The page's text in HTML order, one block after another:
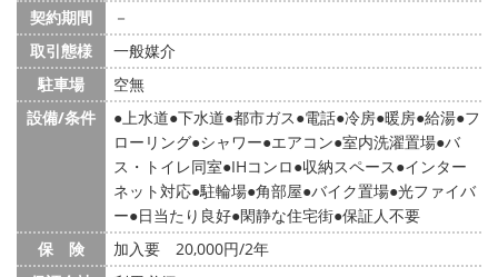
契約期間
－
取引態様
一般媒介
駐車場
空無
設備/条件
上水道 下水道 都市ガス 電話 冷房 暖房 給湯 フ
ローリング シャワー エアコン 室内洗濯置場 バ
ス・トイレ同室 IHコンロ 収納スペース インター
ネット対応 駐輪場 角部屋 バイク置場 光ファイバ
ー 日当たり良好 閑静な住宅街 保証人不要
保 険
加入要 20,000円/2年